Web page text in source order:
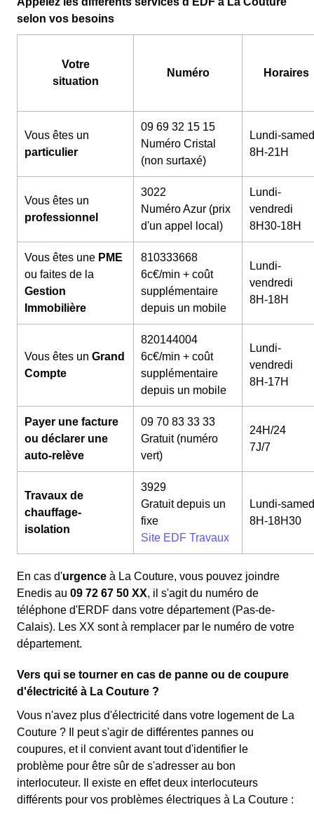
selon vos besoins
Votre
situation
Numéro Horaires
Vous êtes un
particulier
09 69 32 15 15
Numéro Cristal
(non surtaxé)
Lundi-
8H-21H
Vous êtes un
professionnel
3022
Numéro Azur (prix
d'un appel local)
Lundi-
vendredi
8H30-18H
Vous êtes une PME
ou faites de la
Gestion
Immobilière
810333668
6c€/min + coût
supplémentaire
depuis un mobile
Lundi-
vendredi
8H-18H
Vous êtes un Grand
Compte
820144004
6c€/min + coût
supplémentaire
depuis un mobile
Lundi-
vendredi
8H-17H
Payer une facture
ou déclarer une
auto-relève
09 70 83 33 33
Gratuit (numéro
vert)
24H/24
7J/7
Travaux de
chauffage-
isolation
3929
Gratuit depuis un
fixe
Site EDF Travaux
Lundi-
8H-18H30
En cas d'urgence à La Couture, vous pouvez joindre
Enedis au 09 72 67 50 XX, il s'agit du numéro de
téléphone d'ERDF dans votre département (Pas-de-
Calais). Les XX sont à remplacer par le numéro de votre
département.
Vers qui se tourner en cas de panne ou de coupure
d'électricité à La Couture ?
Vous n'avez plus d'électricité dans votre logement de La
Couture ? Il peut s'agir de différentes pannes ou
coupures, et il convient avant tout d'identifier le
problème pour être sûr de s'adresser au bon
interlocuteur. Il existe en effet deux interlocuteurs
différents pour vos problèmes électriques à La Couture :